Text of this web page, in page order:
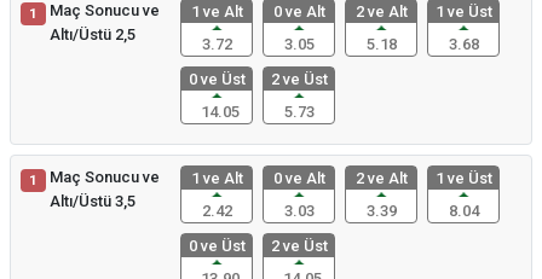
1
Maç Sonucu ve
Altı/Üstü 2,5
1 ve Alt
3.72
0 ve Alt
3.05
2 ve Alt
5.18
1 ve Üst
3.68
0 ve Üst
14.05
2 ve Üst
5.73
1
Maç Sonucu ve
Altı/Üstü 3,5
1 ve Alt
2.42
0 ve Alt
3.03
2 ve Alt
3.39
1 ve Üst
8.04
0 ve Üst
2 ve Üst